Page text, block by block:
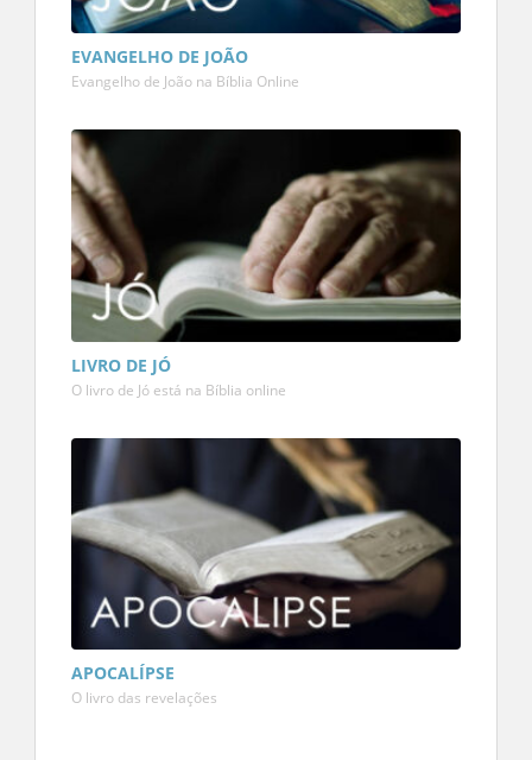
EVANGELHO DE JOÃO
Evangelho de João na Bíblia Online
LIVRO DE JÓ
O livro de Jó está na Bíblia online
APOCALÍPSE
O livro das revelações